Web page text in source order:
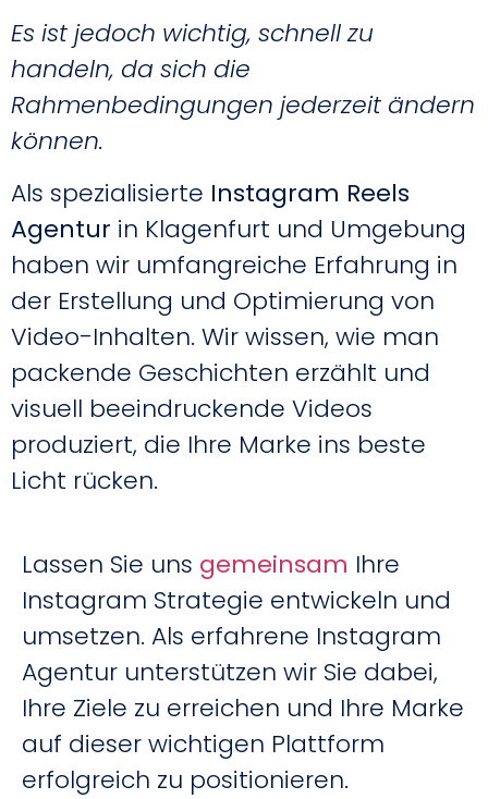
Es ist jedoch wichtig, schnell zu
handeln, da sich die
Rahmenbedingungen jederzeit ändern
können.
Als spezialisierte Instagram Reels
Agentur in Klagenfurt und Umgebung
haben wir umfangreiche Erfahrung in
der Erstellung und Optimierung von
Video-Inhalten. Wir wissen, wie man
packende Geschichten erzählt und
visuell beeindruckende Videos
produziert, die Ihre Marke ins beste
Licht rücken.
Lassen Sie uns gemeinsam Ihre
Instagram Strategie entwickeln und
umsetzen. Als erfahrene Instagram
Agentur unterstützen wir Sie dabei,
Ihre Ziele zu erreichen und Ihre Marke
auf dieser wichtigen Plattform
erfolgreich zu positionieren.